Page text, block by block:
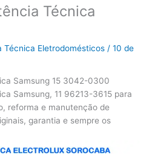
Técnica
Técnica Eletrodomésticos/10 de
Samsung 15 3042-0300
Samsung, 11 96213-3615 para
reforma e manutenção de
garantia e sempre os